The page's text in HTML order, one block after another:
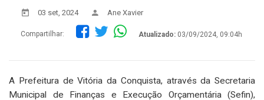
03 set, 2024 Ane Xavier
Compartilhar: Atualizado: 03/09/2024, 09:04h
A Prefeitura de Vitória da Conquista, através da Secretaria
Municipal de Finanças e Execução Orçamentária (Sefin),